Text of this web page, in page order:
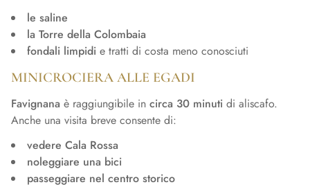
le saline
la Torre della Colombaia
fondali limpidi e tratti di costa meno conosciuti
MINICROCIERA ALLE EGADI
Favignana è raggiungibile in circa 30 minuti di aliscafo.
Anche una visita breve consente di:
vedere Cala Rossa
noleggiare una bici
passeggiare nel centro storico